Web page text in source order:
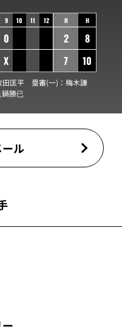
9 10 11 12
0
X
R H
2
8
7
10
田匡平 塁審(一)： 梅木謙
鍋勝已
ル